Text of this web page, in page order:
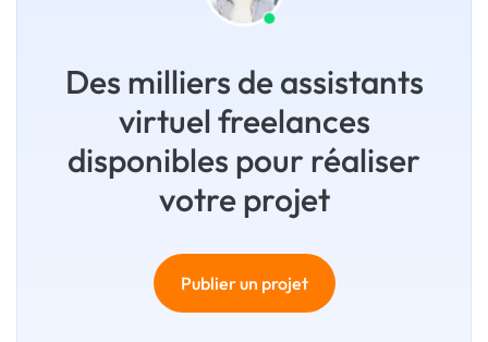
Des milliers de assistants
virtuel freelances
disponibles pour réaliser
votre projet
Publier un projet